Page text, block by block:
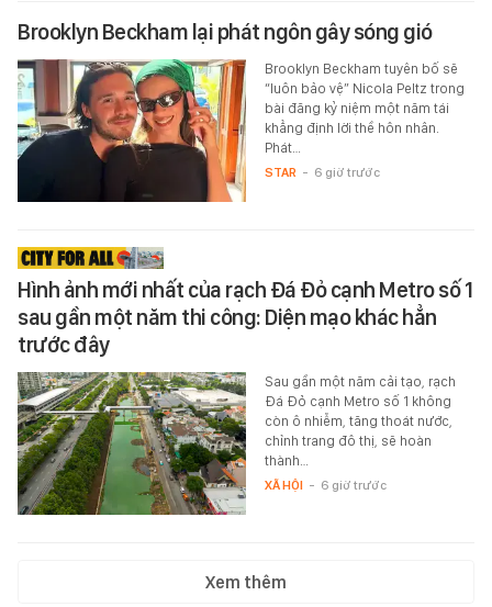
Brooklyn Beckham lại phát ngôn gây sóng gió
Brooklyn Beckham tuyên bố sẽ
“luôn bảo vệ” Nicola Peltz trong
bài đăng kỷ niệm một năm tái
khẳng định lời thề hôn nhân.
Phát…
STAR - 6 giờ trước
Hình ảnh mới nhất của rạch Đá Đỏ cạnh Metro số 1
sau gần một năm thi công: Diện mạo khác hẳn
trước đây
Sau gần một năm cải tạo, rạch
Đá Đỏ cạnh Metro số 1 không
còn ô nhiễm, tăng thoát nước,
chỉnh trang đô thị, sẽ hoàn
thành…
XÃ HỘI - 6 giờ trước
Xem thêm